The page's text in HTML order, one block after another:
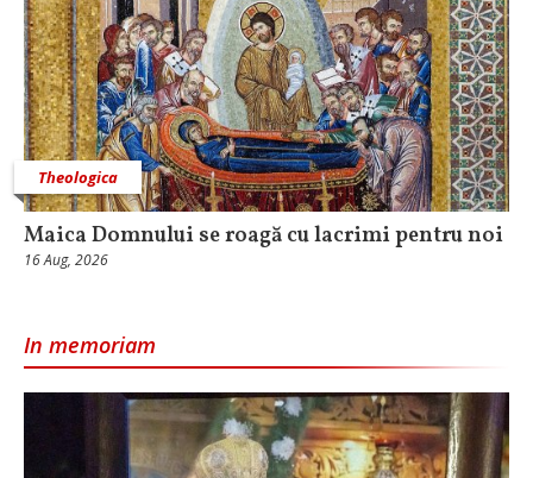
Theologica
Maica Domnului se roagă cu lacrimi pentru noi
16 Aug, 2026
In memoriam